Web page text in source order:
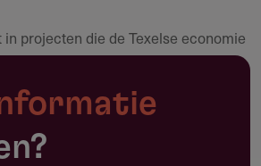
projecten die de Texelse economie
versterken.
in projecten die primair toeristisch
geïnvesteerd in sectoren, producten
als toeristisch gezien worden.